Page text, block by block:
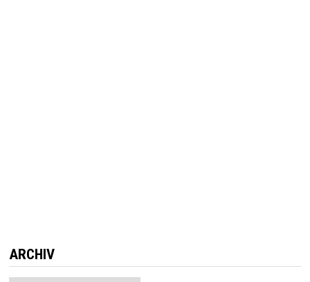
ARCHIV